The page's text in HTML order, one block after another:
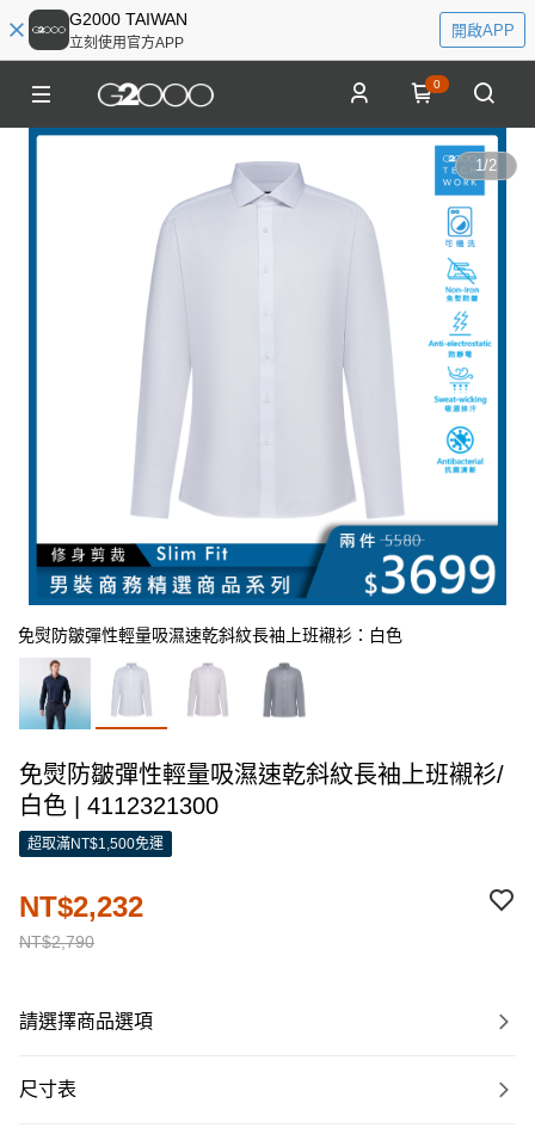
G2000 TAIWAN
立刻使用官方APP
開啟APP
0
1/2
免熨防皺彈性輕量吸濕速乾斜紋長袖上班襯衫：白色
免熨防皺彈性輕量吸濕速乾斜紋長袖上班襯衫/
白色 | 4112321300
超取滿NT$1,500免運
NT$2,790
NT$2,232
請選擇商品選項
尺寸表